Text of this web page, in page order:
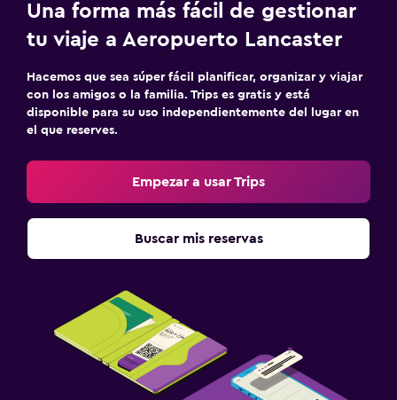
Una forma más fácil de gestionar
tu viaje a Aeropuerto Lancaster
Hacemos que sea súper fácil planificar, organizar y viajar
con los amigos o la familia. Trips es gratis y está
disponible para su uso independientemente del lugar en
el que reserves.
Empezar a usar Trips
Buscar mis reservas